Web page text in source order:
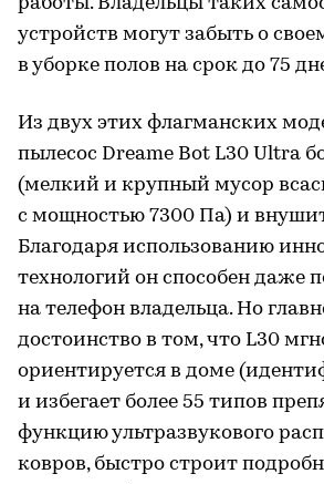
устройств могут забыть о
в уборке полов на срок до 75
Из двух этих флагманских
пылесос Dreame Bot L30 Ultra
(мелкий и крупный мусор
с мощностью 7300 Па) и
Благодаря использованию
технологий он способен даже
на телефон владельца. Но
достоинство в том, что L30
ориентируется в доме
и избегает более 55 типов
функцию ультразвукового
ковров, быстро строит